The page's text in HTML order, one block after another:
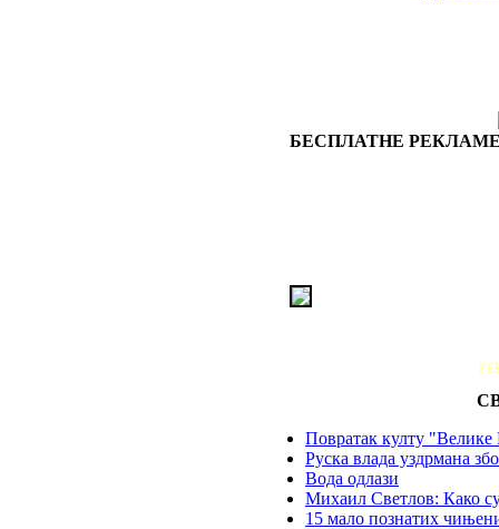
БЕСПЛАТНЕ
Повратак култу "Велике
Руска влада уздрмана
Вода одлази
Михаил Светлов: Како
15 мало познатих